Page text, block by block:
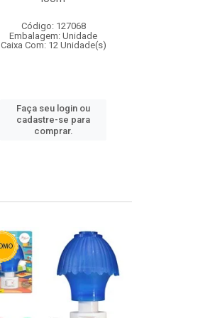
Código: 127068
Embalagem: Unidade
Caixa Com: 12 Unidade(s)
Faça seu login ou
cadastre-se para
comprar.